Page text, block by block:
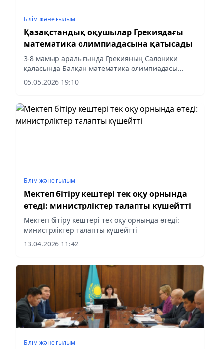
Білім және ғылым
Қазақстандық оқушылар Грекиядағы
математика олимпиадасына қатысады
3-8 мамыр аралығында Грекияның Салоники
қаласында Балқан математика олимпиадасы
өтеді
05.05.2026 19:10
Білім және ғылым
Мектеп бітіру кештері тек оқу орнында
өтеді: министрліктер талапты күшейтті
Мектеп бітіру кештері тек оқу орнында өтеді:
министрліктер талапты күшейтті
13.04.2026 11:42
Білім және ғылым